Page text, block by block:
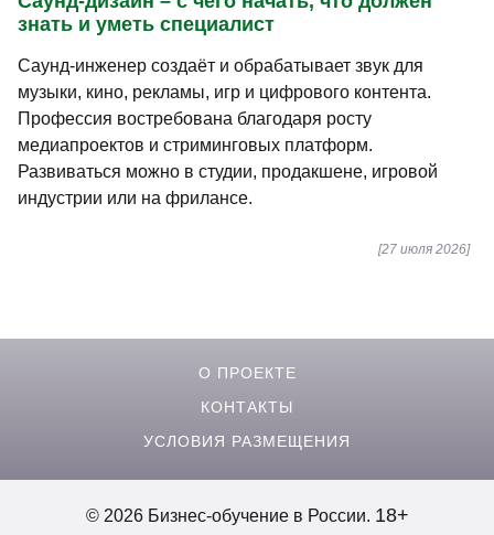
знать и уметь специалист
Саунд-инженер создаёт и обрабатывает звук для
музыки, кино, рекламы, игр и цифрового контента.
Профессия востребована благодаря росту
медиапроектов и стриминговых платформ.
Развиваться можно в студии, продакшене, игровой
индустрии или на фрилансе.
[27 июля 2026]
О ПРОЕКТЕ
КОНТАКТЫ
УСЛОВИЯ РАЗМЕЩЕНИЯ
© 2026 Бизнес-обучение в России. 18+